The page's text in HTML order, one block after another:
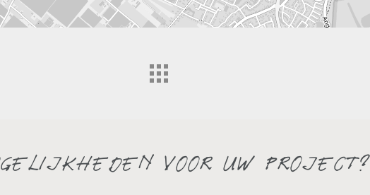
voor uw project?